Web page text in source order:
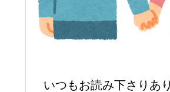
いつもお読み下さりあ